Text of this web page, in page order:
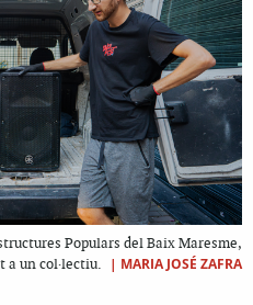
Populars del Baix Maresme,
a un col·lectiu.
| MARIA JOSÉ ZAFRA